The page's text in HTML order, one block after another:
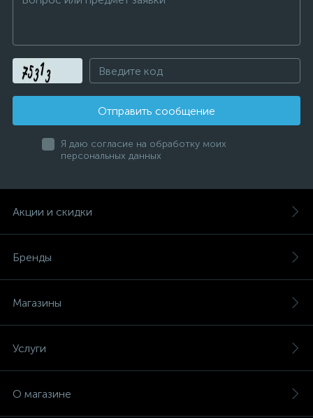
Отправить сообщение
Я даю согласие на обработку моих
персональных данных
Акции и скидки
Бренды
Магазины
Услуги
О магазине